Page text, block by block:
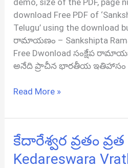
download Free PDF of
Telugu’ using the download
రామాయణం – Sankshipta
Free Dwonload సంక్షేప
అనేది ప్రాచీన భారతీయ
సంక్షోంథ
|
Ramayanam
PDF
Read More »
కేదారేశ్వర వ్రతం
Kedareswara